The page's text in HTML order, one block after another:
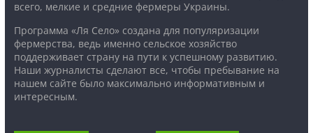
всего, мелкие и средние фермеры Украины.
Программа «Ля Село» создана для популяризации
фермерства, ведь именно сельское хозяйство
поддерживает страну на пути к успешному развитию.
Наши журналисты сделают все, чтобы пребывание на
нашем сайте было максимально информативным и
интересным.